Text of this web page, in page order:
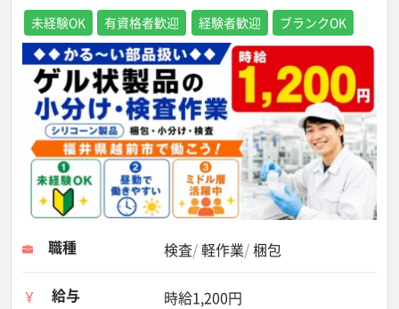
未経験OK 有資格者歓迎 経験者歓迎 ブランクOK
職種 検査 軽作業 梱包
給与 時給1,200円